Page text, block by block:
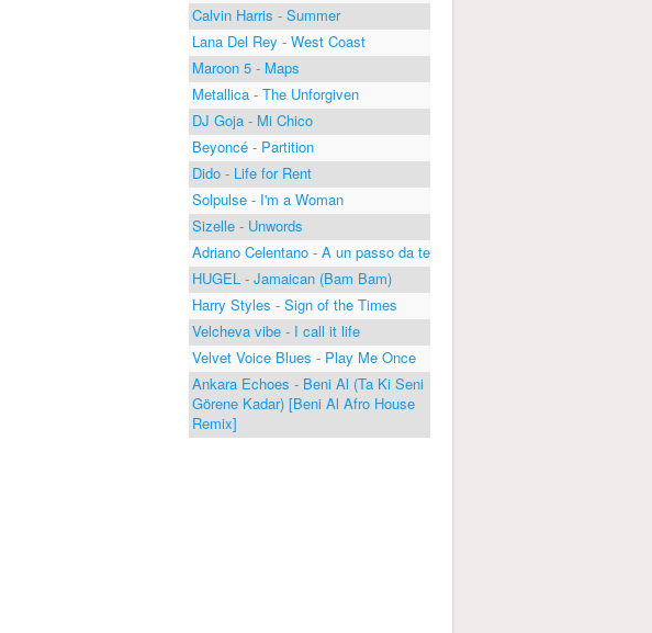
Calvin Harris - Summer
Lana Del Rey - West Coast
Maroon 5 - Maps
Metallica - The Unforgiven
DJ Goja - Mi Chico
Beyoncé - Partition
Dido - Life for Rent
Solpulse - I'm a Woman
Sizelle - Unwords
Adriano Celentano - A un passo da te
HUGEL - Jamaican (Bam Bam)
Harry Styles - Sign of the Times
Velcheva vibe - I call it life
Velvet Voice Blues - Play Me Once
Ankara Echoes - Beni Al (Ta Ki Seni
Görene Kadar) [Beni Al Afro House
Remix]